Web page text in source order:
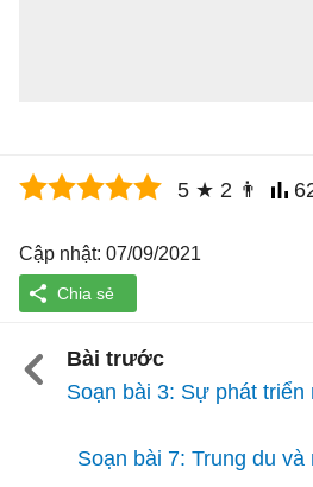
5 ★ 2 👨
Cập nhật: 07/09/2021
Bài trước
Soạn bài 3: Sự phát triển
Soạn bài 7: Trung du